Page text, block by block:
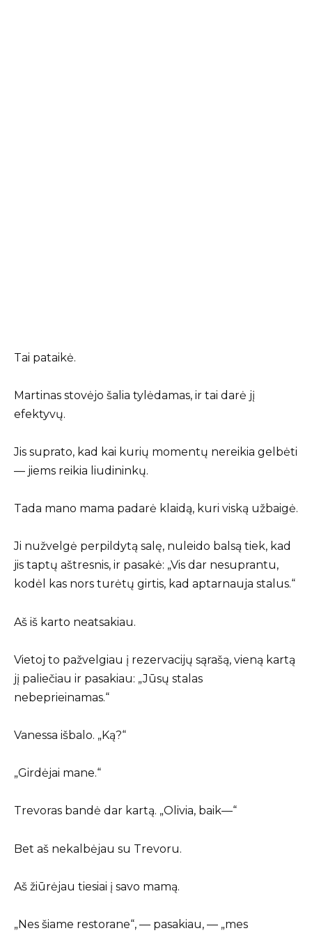
Tai pataikė.
Martinas stovėjo šalia tylėdamas, ir tai darė jį
efektyvų.
Jis suprato, kad kai kurių momentų nereikia gelbėti
— jiems reikia liudininkų.
Tada mano mama padarė klaidą, kuri viską užbaigė.
Ji nužvelgė perpildytą salę, nuleido balsą tiek, kad
jis taptų aštresnis, ir pasakė: „Vis dar nesuprantu,
kodėl kas nors turėtų girtis, kad aptarnauja stalus.“
Aš iš karto neatsakiau.
Vietoj to pažvelgiau į rezervacijų sąrašą, vieną kartą
jį paliečiau ir pasakiau: „Jūsų stalas
nebeprieinamas.“
Vanessa išbalo. „Ką?“
„Girdėjai mane.“
Trevoras bandė dar kartą. „Olivia, baik—“
Bet aš nekalbėjau su Trevoru.
Aš žiūrėjau tiesiai į savo mamą.
„Nes šiame restorane“, — pasakiau, — „mes